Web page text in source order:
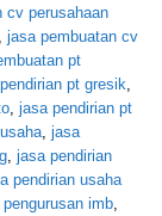
cv perusahaan
, jasa pembuatan cv
pt
pt gresik,
, jasa pendirian pt
, jasa
, jasa pendirian
pendirian usaha
imb,